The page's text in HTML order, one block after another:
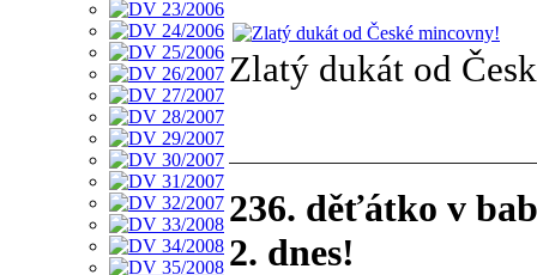
Zlatý dukát od
236. děťátko v
2. dnes!